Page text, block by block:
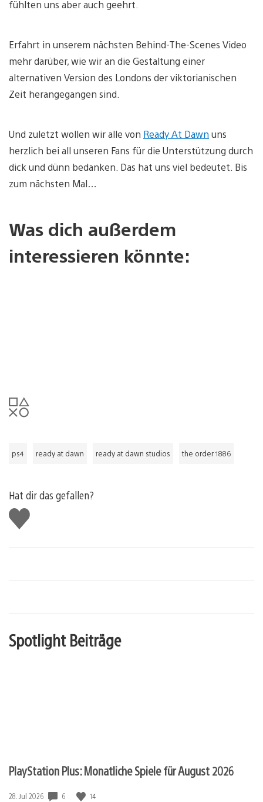
fühlten uns aber auch geehrt.
Erfahrt in unserem nächsten Behind-The-Scenes Video
mehr darüber, wie wir an die Gestaltung einer
alternativen Version des Londons der viktorianischen
Zeit herangegangen sind.
Und zuletzt wollen wir alle von Ready At Dawn uns
herzlich bei all unseren Fans für die Unterstützung durch
dick und dünn bedanken. Das hat uns viel bedeutet. Bis
zum nächsten Mal…
Was dich außerdem
interessieren könnte:
ps4 ready at dawn ready at dawn studios the order 1886
Hat dir das gefallen?
Gefällt
mir
Spotlight Beiträge
PlayStation Plus: Monatliche Spiele für August 2026
Veröffentlichungsdatum:
28. Jul 2026 6 14